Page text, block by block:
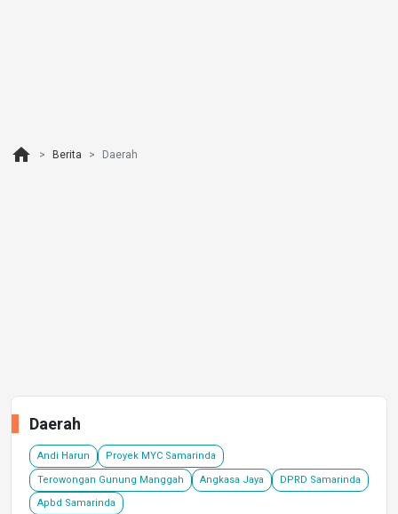
home Berita Daerah
Daerah
Andi Harun Proyek MYC Samarinda
Terowongan Gunung Manggah Angkasa Jaya DPRD Samarinda
Apbd Samarinda